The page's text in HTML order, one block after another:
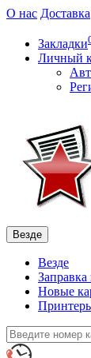
О нас Доставка
Закладки
Личный
Везде
Везде
Новые